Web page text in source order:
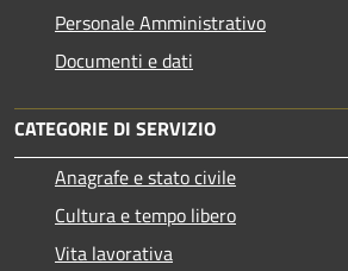
Personale Amministrativo
Documenti e dati
CATEGORIE DI SERVIZIO
Anagrafe e stato civile
Cultura e tempo libero
Vita lavorativa